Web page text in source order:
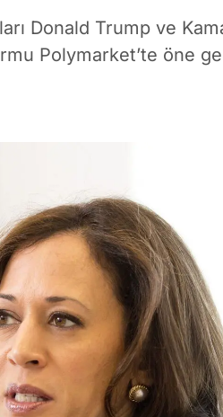
Donald Trump ve
Polymarket’te öne